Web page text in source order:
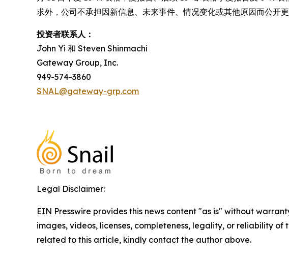
求外，公司不承担因新信息、未来事件、情况变化或其他原因而公开
投资者联系人：
John Yi 和 Steven Shinmachi
Gateway Group, Inc.
949-574-3860
SNAL@gateway-grp.com
Legal Disclaimer:
EIN Presswire provides this news content "as is" without
images, videos, licenses, completeness, legality, or reliability
related to this article, kindly contact the author above.